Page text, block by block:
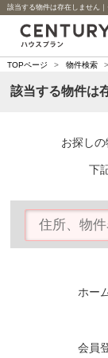
該当する物件は存在しません
TOPページ > 物件検索 >
該当する物件は
お探しの
下
ホー
会員